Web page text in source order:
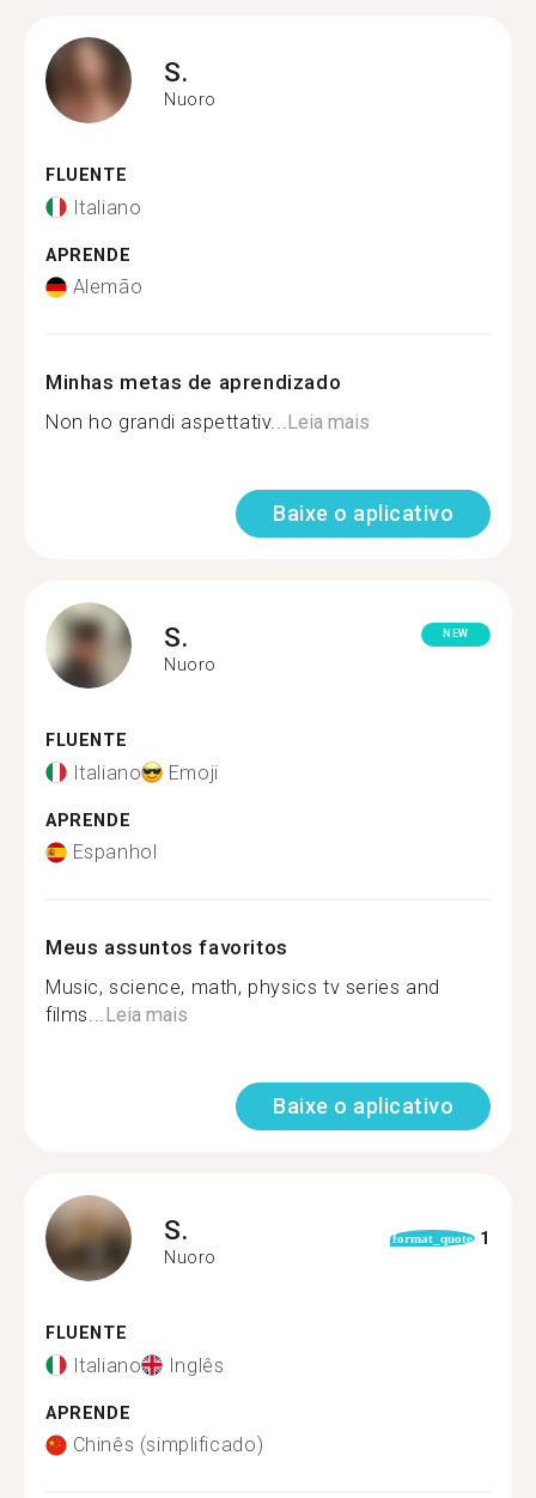
S.
Nuoro
FLUENTE
Italiano
APRENDE
Alemão
Minhas metas de aprendizado
Non ho grandi aspettativ...Leia mais
Baixe o aplicativo
S.
Nuoro
NEW
FLUENTE
Italiano Emoji
APRENDE
Espanhol
Meus assuntos favoritos
Music, science, math, physics tv series and
films...Leia mais
Baixe o aplicativo
S.
Nuoro
format_quote 1
FLUENTE
Italiano Inglês
APRENDE
Chinês (simplificado)